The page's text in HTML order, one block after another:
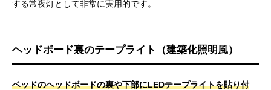
する常夜灯として非常に実用的です。
ヘッドボード裏のテープライト（建築化照明風）
ベッドのヘッドボードの裏や下部にLEDテープライトを貼り付